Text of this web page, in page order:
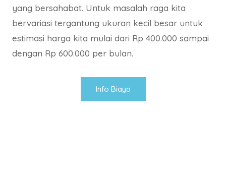
yang bersahabat. Untuk masalah raga kita
bervariasi tergantung ukuran kecil besar untuk
estimasi harga kita mulai dari Rp 400.000 sampai
dengan Rp 600.000 per bulan.
Info Biaya